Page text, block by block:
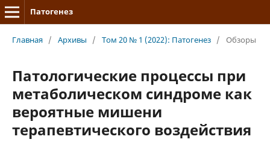
Патогенез
Главная / Архивы / Том 20 № 1 (2022): Патогенез / Обзоры
Патологические процессы при
метаболическом синдроме как
вероятные мишени
терапевтического воздействия